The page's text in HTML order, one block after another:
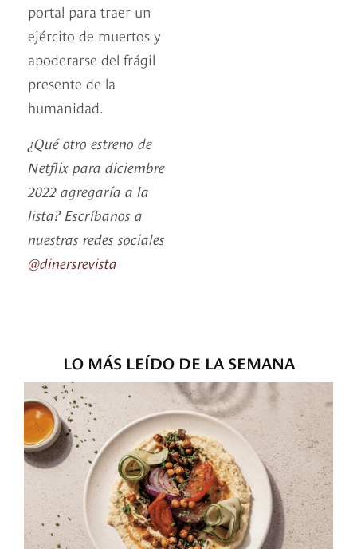
portal para traer un
ejército de muertos y
apoderarse del frágil
presente de la
humanidad.
¿Qué otro estreno de
Netflix para diciembre
2022 agregaría a la
lista? Escríbanos a
nuestras redes sociales
@dinersrevista
LO MÁS LEÍDO DE LA SEMANA